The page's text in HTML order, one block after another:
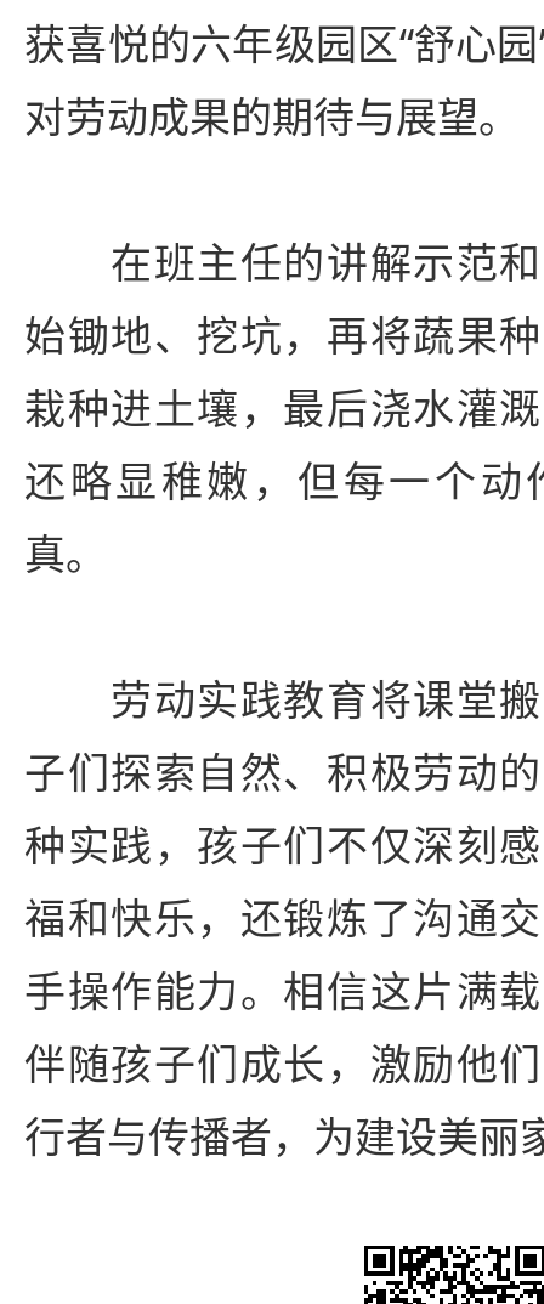
获喜悦的六年级园区“舒心
对劳动成果的期待与展望。
在班主任的讲解示范
始锄地、挖坑，再将蔬果
栽种进土壤，最后浇水灌
还略显稚嫩，但每一个动
真。
劳动实践教育将课堂
子们探索自然、积极劳动
种实践，孩子们不仅深刻
福和快乐，还锻炼了沟通
手操作能力。相信这片满
伴随孩子们成长，激励他
行者与传播者，为建设美丽